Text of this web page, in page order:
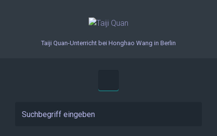
Taiji Quan-Unterricht bei Honghao Wang in Berlin